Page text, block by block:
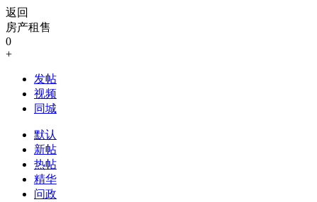
返回
房产租售
0
+
发帖
视频
同城
默认
新帖
热帖
精华
问政